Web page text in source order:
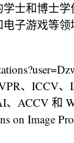
士和博士
子游戏等领
、ICCV
ACCV 和
on Image